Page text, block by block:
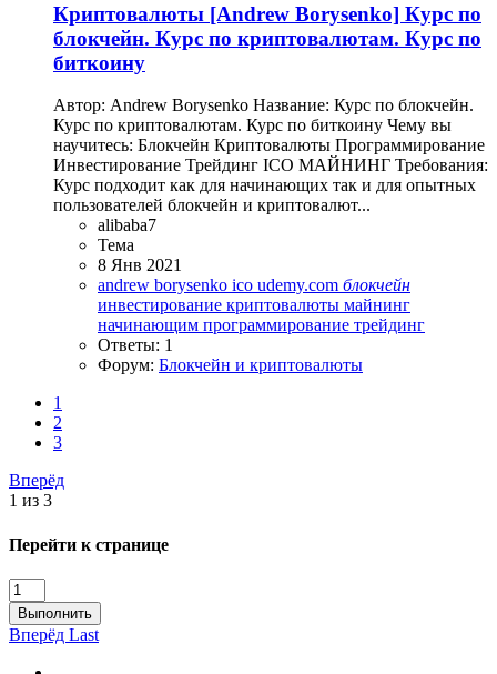
Криптовалюты [Andrew Borysenko] Курс по
блокчейн. Курс по криптовалютам. Курс по
биткоину
Автор: Andrew Borysenko Название: Курс по блокчейн.
Курс по криптовалютам. Курс по биткоину Чему вы
научитесь: Блокчейн Криптовалюты Программирование
Инвестирование Трейдинг ICO МАЙНИНГ Требования:
Курс подходит как для начинающих так и для опытных
пользователей блокчейн и криптовалют...
alibaba7
Тема
8 Янв 2021
andrew borysenko ico udemy.com блокчейн
инвестирование криптовалюты майнинг
начинающим программирование трейдинг
Ответы: 1
Форум: Блокчейн и криптовалюты
1
2
3
Вперёд
1 из 3
Перейти к странице
Выполнить
Вперёд Last